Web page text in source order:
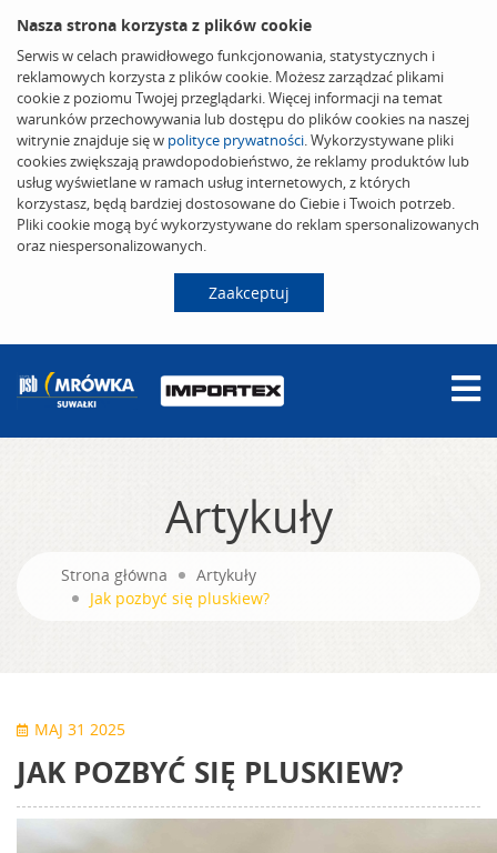
Nasza strona korzysta z plików cookie
Serwis w celach prawidłowego funkcjonowania, statystycznych i
reklamowych korzysta z plików cookie. Możesz zarządzać plikami
cookie z poziomu Twojej przeglądarki. Więcej informacji na temat
warunków przechowywania lub dostępu do plików cookies na naszej
witrynie znajduje się w polityce prywatności. Wykorzystywane pliki
cookies zwiększają prawdopodobieństwo, że reklamy produktów lub
usług wyświetlane w ramach usług internetowych, z których
korzystasz, będą bardziej dostosowane do Ciebie i Twoich potrzeb.
Pliki cookie mogą być wykorzystywane do reklam spersonalizowanych
oraz niespersonalizowanych.
Zaakceptuj
Artykuły
Strona główna
Artykuły
Jak pozbyć się pluskiew?
MAJ 31 2025
JAK POZBYĆ SIĘ PLUSKIEW?